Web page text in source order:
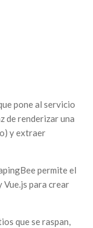
pone al servicio
de renderizar una
y extraer
permite el
Vue.js para crear
que se raspan,